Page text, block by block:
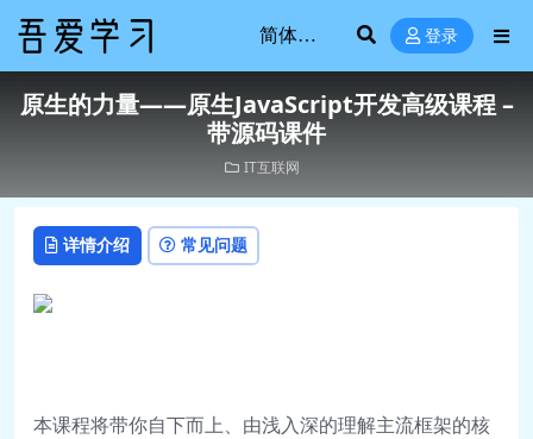
登录
原生的力量——原生JavaScript开发高级课程 –
带源码课件
IT互联网
详情介绍 常见问题
本课程将带你自下而上、由浅入深的理解主流框架的核